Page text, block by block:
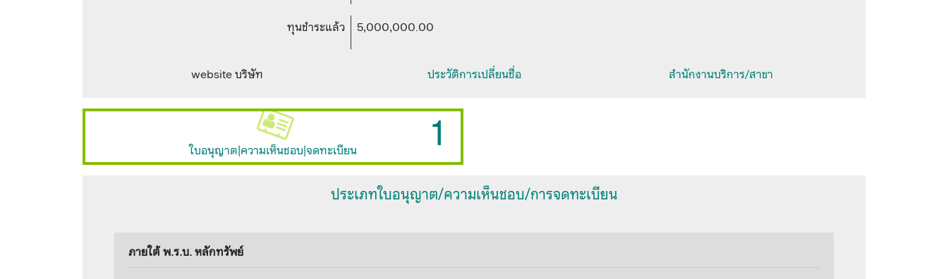
ทุนชำระแล้ว 5,000,000.00
website บริษัท ประวัติการเปลี่ยนชื่อ สำนักงานบริการ/สาขา
ใบอนุญาต|ความเห็นชอบ|จดทะเบียน 1
ประเภทใบอนุญาต/ความเห็นชอบ/การจดทะเบียน
ภายใต้ พ.ร.บ. หลักทรัพย์